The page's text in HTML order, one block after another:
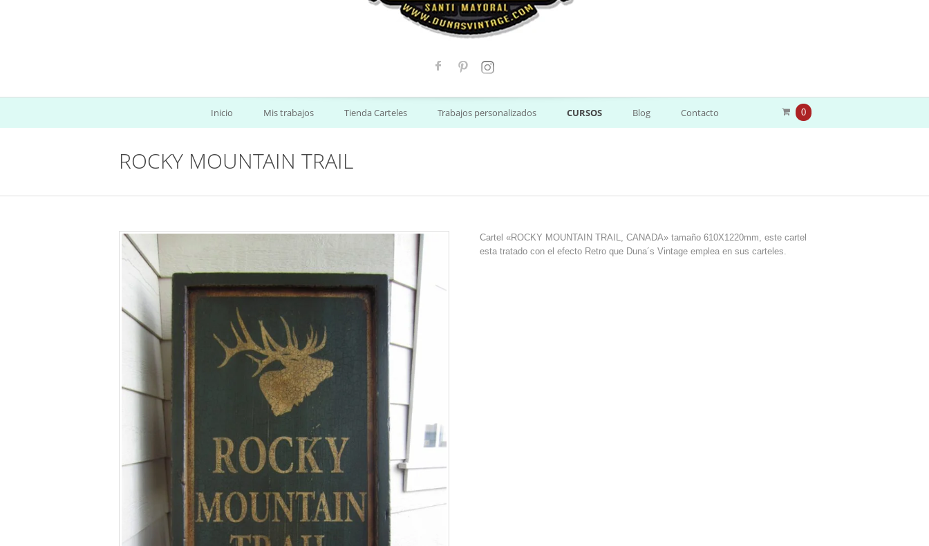
0
Inicio Mis trabajos Tienda Carteles Trabajos personalizados CURSOS Blog Contacto
ROCKY MOUNTAIN TRAIL
Cartel «ROCKY MOUNTAIN TRAIL, CANADA» tamaño 610X1220mm, este cartel
esta tratado con el efecto Retro que Duna´s Vintage emplea en sus carteles.